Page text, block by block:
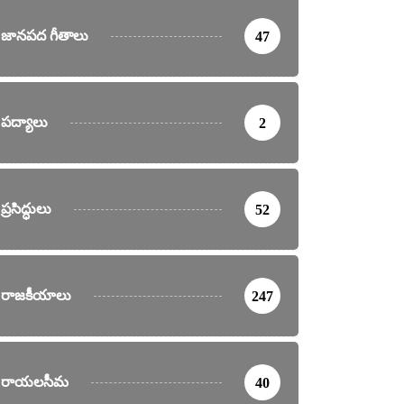
వరకు ఊరేగింపులు, ర్యాలీలకు అనుమతి లేదు
జానపద గీతాలు 47
పద్యాలు 2
ప్రసిద్ధులు 52
రాజకీయాలు 247
రాయలసీమ 40